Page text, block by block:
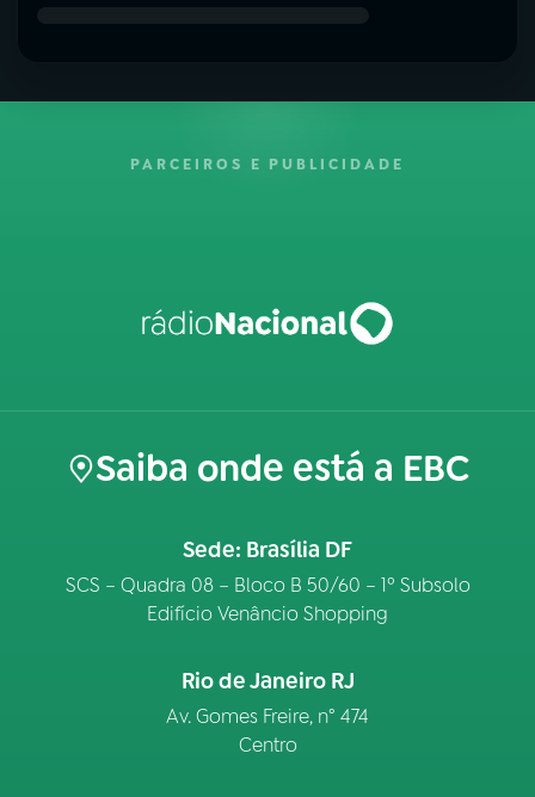
PARCEIROS E PUBLICIDADE
Saiba onde está a EBC
Sede: Brasília DF
SCS – Quadra 08 – Bloco B 50/60 – 1º Subsolo
Edifício Venâncio Shopping
Rio de Janeiro RJ
Av. Gomes Freire, n° 474
Centro